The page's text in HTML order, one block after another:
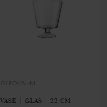
GLPOKAL-M
VASE | GLAS | 22 CM